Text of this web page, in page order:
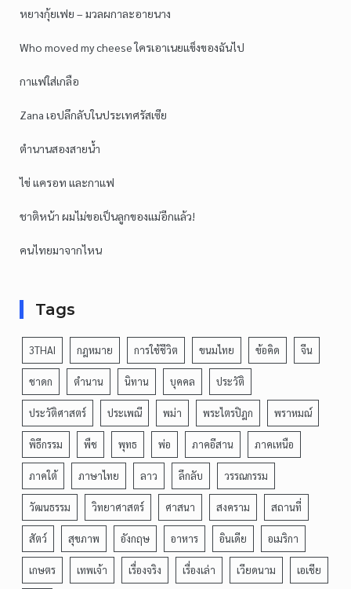
หยางกุ้ยเฟย – มวลผกาละอายนาง
Who moved my cheese ใครเอาเนยแข็งของฉันไป
กาแฟใส่เกลือ
Zana เอปลึกลับในประเทศรัสเซีย
ตำนานสองสายน้ำ
ไข่ แครอท และกาแฟ
ชาติหน้า ผมไม่ขอเป็นลูกของแม่อีกแล้ว!
คนไทยมาจากไหน
Tags
3THAI กฎหมาย การใช้ชีวิต ขนมไทย ข้อคิด จีน
ชาดก ตำนาน นิทาน บุคคล ประวัติ
ประวัติศาสตร์ ประเพณี พม่า พระไตรปิฎก พราหมณ์
พิธีกรรม พืช พุทธ พ่อ ภาคอีสาน ภาคเหนือ
ภาคใต้ ภาษาไทย ลาว ลึกลับ วรรณกรรม
วัฒนธรรม วิทยาศาสตร์ ศาสนา สงคราม สถานที่
สัตว์ สุขภาพ อังกฤษ อาหาร อินเดีย อเมริกา
เกษตร เทพเจ้า เรื่องจริง เรื่องเล่า เวียดนาม เอเชีย